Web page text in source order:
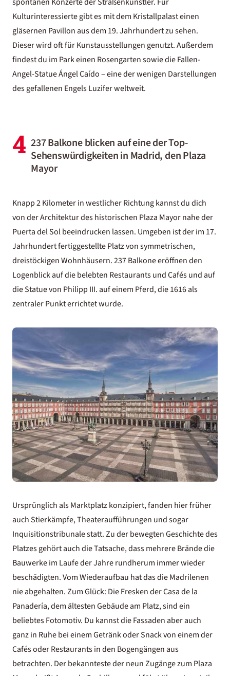
Kulturinteressierte gibt es mit dem Kristallpalast einen
gläsernen Pavillon aus dem 19. Jahrhundert zu sehen.
Dieser wird oft für Kunstausstellungen genutzt. Außerdem
findest du im Park einen Rosengarten sowie die Fallen-
Angel-Statue Ángel Caído – eine der wenigen Darstellungen
des gefallenen Engels Luzifer weltweit.
4 237 Balkone blicken auf eine der Top-
Sehenswürdigkeiten in Madrid, den Plaza
Mayor
Knapp 2 Kilometer in westlicher Richtung kannst du dich
von der Architektur des historischen Plaza Mayor nahe der
Puerta del Sol beeindrucken lassen. Umgeben ist der im 17.
Jahrhundert fertiggestellte Platz von symmetrischen,
dreistöckigen Wohnhäusern. 237 Balkone eröffnen den
Logenblick auf die belebten Restaurants und Cafés und auf
die Statue von Philipp III. auf einem Pferd, die 1616 als
zentraler Punkt errichtet wurde.
Ursprünglich als Marktplatz konzipiert, fanden hier früher
auch Stierkämpfe, Theateraufführungen und sogar
Inquisitionstribunale statt. Zu der bewegten Geschichte des
Platzes gehört auch die Tatsache, dass mehrere Brände die
Bauwerke im Laufe der Jahre rundherum immer wieder
beschädigten. Vom Wiederaufbau hat das die Madrilenen
nie abgehalten. Zum Glück: Die Fresken der Casa de la
Panadería, dem ältesten Gebäude am Platz, sind ein
beliebtes Fotomotiv. Du kannst die Fassaden aber auch
ganz in Ruhe bei einem Getränk oder Snack von einem der
Cafés oder Restaurants in den Bogengängen aus
betrachten. Der bekannteste der neun Zugänge zum Plaza